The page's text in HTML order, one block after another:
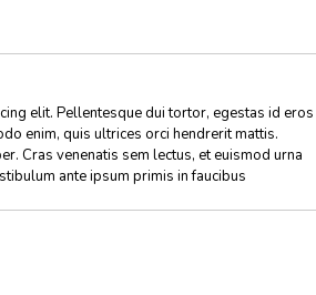
elit. Pellentesque dui tortor, egestas id eros
enim, quis ultrices orci hendrerit mattis.
Cras venenatis sem lectus, et euismod urna
ante ipsum primis in faucibus